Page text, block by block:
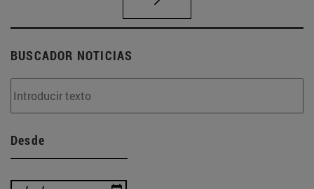
BUSCADOR NOTICIAS
Desde